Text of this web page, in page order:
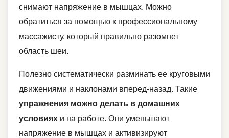
снимают напряжение в мышцах. Можно
обратиться за помощью к профессиональному
массажисту, который правильно разомнет
область шеи.
Полезно систематически разминать ее круговыми
движениями и наклонами вперед-назад. Такие
упражнения можно делать в домашних
условиях и на работе. Они уменьшают
напряжение в мышцах и активизируют